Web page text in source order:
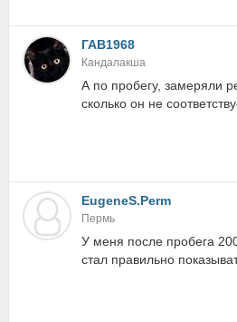
ГАВ1968
Кандалакша
А по пробегу, замеряли
сколько он не
EugeneS.Perm
Пермь
У меня после пробега
стал правильно